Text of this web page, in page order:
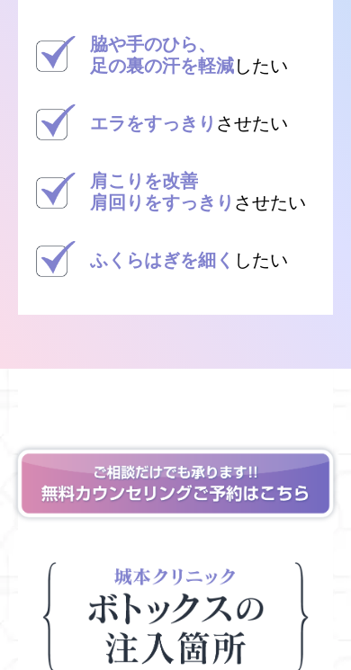
脇や手のひら、
足の裏の汗を軽減したい
エラをすっきり させたい
肩こりを改善
肩回りをすっきり させたい
ふくらはぎを細く したい